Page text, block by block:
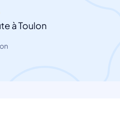
à Toulon